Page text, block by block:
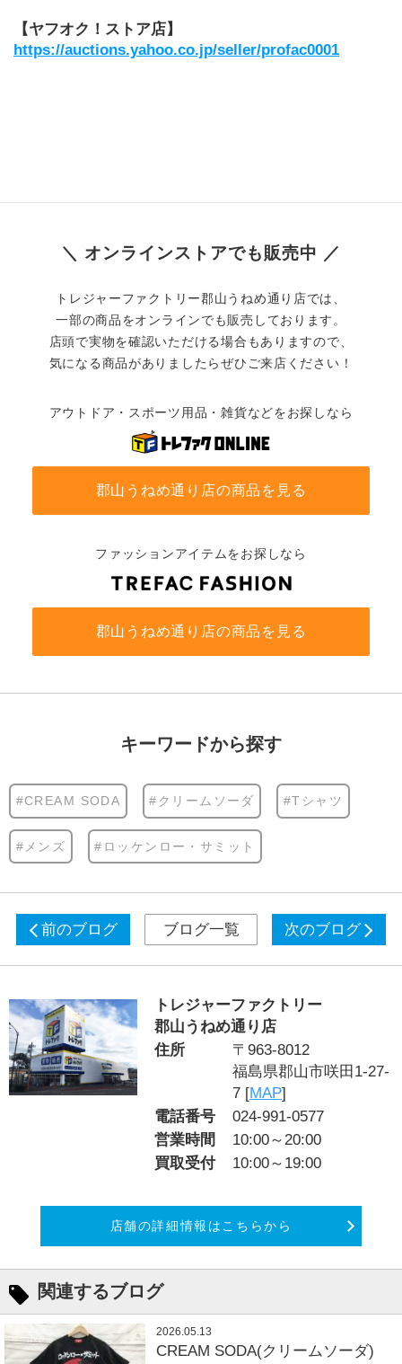
【ヤフオク！ストア店】
https://auctions.yahoo.co.jp/seller/profac0001
＼ オンラインストアでも販売中 ／
トレジャーファクトリー郡山うねめ通り店では、
一部の商品をオンラインでも販売しております。
店頭で実物を確認いただける場合もありますので、
気になる商品がありましたらぜひご来店ください！
アウトドア・スポーツ用品・雑貨などをお探しなら
郡山うねめ通り店の商品を見る
ファッションアイテムをお探しなら
郡山うねめ通り店の商品を見る
キーワードから探す
#CREAM SODA #クリームソーダ #Tシャツ
#メンズ #ロッケンロー・サミット
前のブログ ブログ一覧 次のブログ
トレジャーファクトリー
郡山うねめ通り店
住所
〒963-8012
福島県郡山市咲田1-27-
7 [MAP]
電話番号
024-991-0577
営業時間
10:00～20:00
買取受付
10:00～19:00
店舗の詳細情報はこちらから
関連するブログ
2026.05.13
CREAM SODA(クリームソーダ)